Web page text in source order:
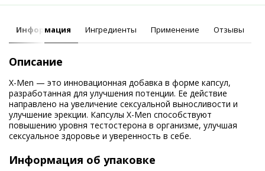
Информация Ингредиенты Применение Отзывы
Описание
X-Men — это инновационная добавка в форме капсул,
разработанная для улучшения потенции. Ее действие
направлено на увеличение сексуальной выносливости и
улучшение эрекции. Капсулы X-Men способствуют
повышению уровня тестостерона в организме, улучшая
сексуальное здоровье и уверенность в себе.
Информация об упаковке